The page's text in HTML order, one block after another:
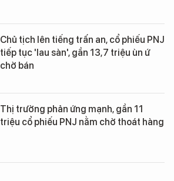
Chủ tịch lên tiếng trấn an, cổ phiếu PNJ
tiếp tục 'lau sàn', gần 13,7 triệu ùn ứ
chờ bán
Thị trường phản ứng mạnh, gần 11
triệu cổ phiếu PNJ nằm chờ thoát hàng